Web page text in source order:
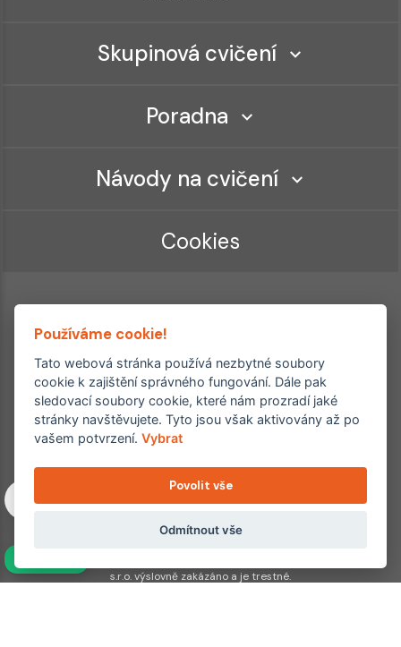
Skupinová cvičení
Poradna
Návody na cvičení
Cookies
Ordinace roku
Rehabilitační ordinace
2. místo – 2017/2019
Copyright © 2011–2026 FYZIOklinika s.r.o.
Machkova 1642/2, Praha 4, Jižní Město – Chodov
Všechna práva vyhrazena. Jakékoliv užití obsahu či jeho částí
s.r.o. výslovně zakázáno a je trestné.
Používáme cookie!
Tato webová stránka používá nezbytné soubory
cookie k zajištění správného fungování. Dále pak
sledovací soubory cookie, které nám prozradí jaké
stránky navštěvujete. Tyto jsou však aktivovány až po
vašem potvrzení.Vybrat
Povolit vše
Odmítnout vše